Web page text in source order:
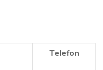
Telefon